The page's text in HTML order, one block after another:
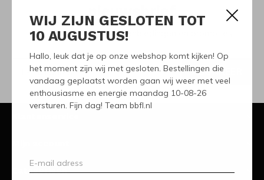
WIJ ZIJN GESLOTEN TOT
10 AUGUSTUS!
Hallo, leuk dat je op onze webshop komt kijken! Op
het moment zijn wij met gesloten. Bestellingen die
vandaag geplaatst worden gaan wij weer met veel
enthousiasme en energie maandag 10-08-26
versturen. Fijn dag! Team bbfl.nl
Ontvang de nieuwste aanbiedingen en promoties
ABONNEER
Categorieën